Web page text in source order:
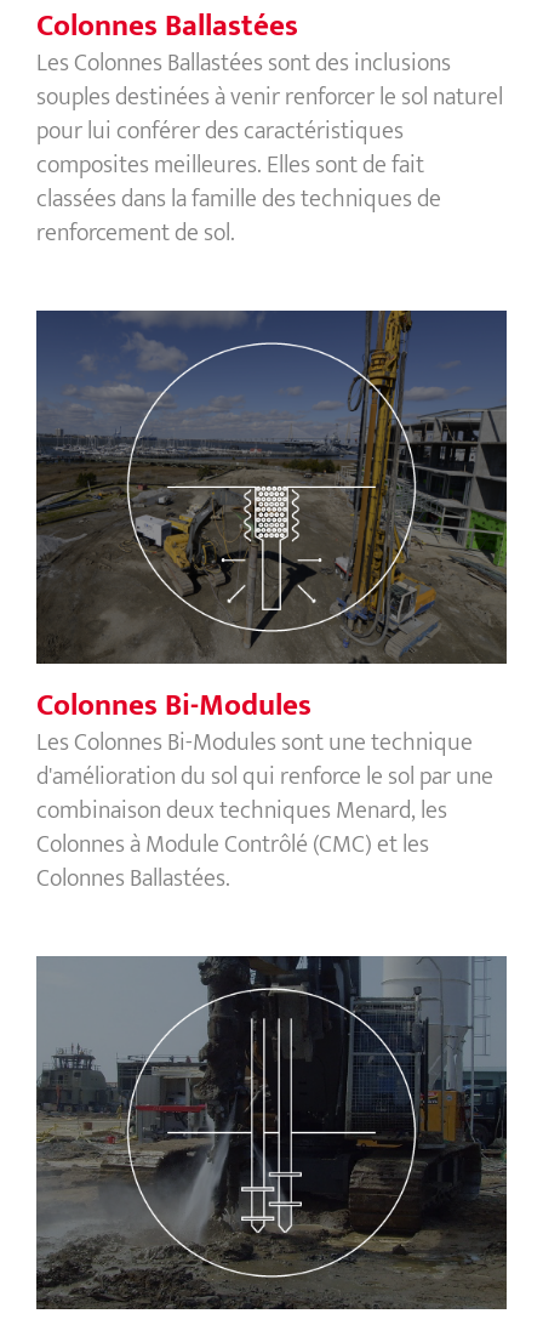
Colonnes Ballastées
Les Colonnes Ballastées sont des inclusions
souples destinées à venir renforcer le sol naturel
pour lui conférer des caractéristiques
composites meilleures. Elles sont de fait
classées dans la famille des techniques de
renforcement de sol.
Colonnes Bi-Modules
Colonnes Bi-Modules
Les Colonnes Bi-Modules sont une technique
d'amélioration du sol qui renforce le sol par une
combinaison deux techniques Menard, les
Colonnes à Module Contrôlé (CMC) et les
Colonnes Ballastées.
Malaxage des Sols